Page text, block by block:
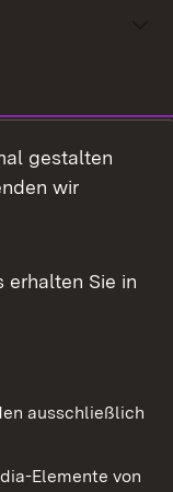
gestalten
wir
erhalten Sie in
ausschließlich
Elemente von